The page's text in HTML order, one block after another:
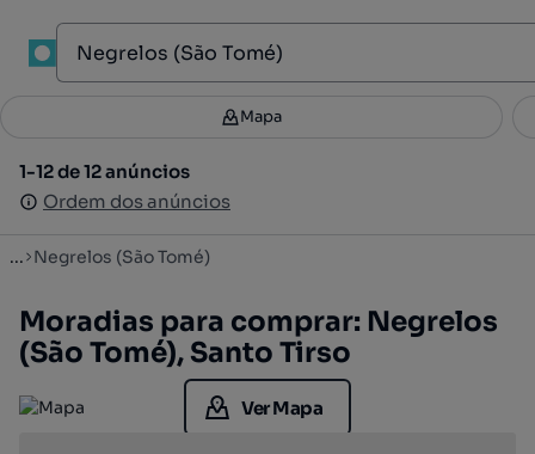
Filtros 2
1-12 de 12 anúncios
Ordem dos anúncios
Mapa
1-12 de 12 anúncios
Ordem dos anúncios
... Negrelos (São Tomé)
Moradias para comprar: Negrelos
(São Tomé), Santo Tirso
Ver Mapa